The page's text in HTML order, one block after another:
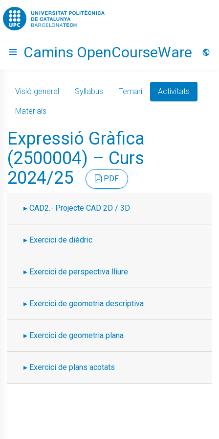
Go to upc.edu
Hide menu
Camins OpenCourseWare
Visió general Syllabus Temari Activitats
Materials
Expressió Gràfica
(2500004) – Curs
2024/25
PDF
CAD2.- Projecte CAD 2D / 3D
Exercici de dièdric
Exercici de perspectiva lliure
Exercici de geometria descriptiva
Exercici de geometria plana
Exercici de plans acotats